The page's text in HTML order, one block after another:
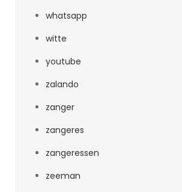
whatsapp
witte
youtube
zalando
zanger
zangeres
zangeressen
zeeman